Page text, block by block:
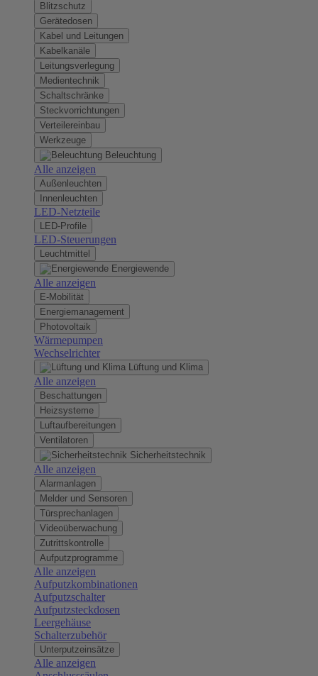
Blitzschutz
Gerätedosen
Kabel und Leitungen
Kabelkanäle
Leitungsverlegung
Medientechnik
Schaltschränke
Steckvorrichtungen
Verteilereinbau
Werkzeuge
Beleuchtung
Alle anzeigen
Außenleuchten
Innenleuchten
LED-Netzteile
LED-Profile
LED-Steuerungen
Leuchtmittel
Energiewende
Alle anzeigen
E-Mobilität
Energiemanagement
Photovoltaik
Wärmepumpen
Wechselrichter
Lüftung und Klima
Alle anzeigen
Beschattungen
Heizsysteme
Luftaufbereitungen
Ventilatoren
Sicherheitstechnik
Alle anzeigen
Alarmanlagen
Melder und Sensoren
Türsprechanlagen
Videoüberwachung
Zutrittskontrolle
Aufputzprogramme
Alle anzeigen
Aufputzkombinationen
Aufputzschalter
Aufputzsteckdosen
Leergehäuse
Schalterzubehör
Unterputzeinsätze
Alle anzeigen